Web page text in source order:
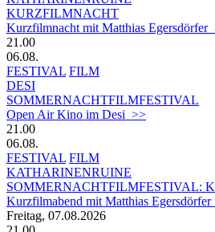
KURZFILMNACHT
Kurzfilmnacht mit Matthias Egersdörfer
21.00
06.08.
FESTIVAL FILM
DESI
SOMMERNACHTFILMFESTIVAL
Open Air Kino im Desi >>
21.00
06.08.
FESTIVAL FILM
KATHARINENRUINE
SOMMERNACHTFILMFESTIVAL:
Kurzfilmabend mit Matthias
Freitag, 07.08.2026